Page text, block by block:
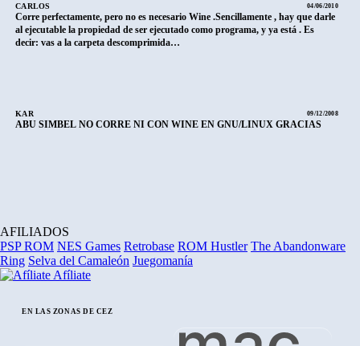
CARLOS 04/06/2010
Corre perfectamente, pero no es necesario Wine .Sencillamente , hay que darle
al ejecutable la propiedad de ser ejecutado como programa, y ya está . Es
decir: vas a la carpeta descomprimida…
KAR 09/12/2008
ABU SIMBEL NO CORRE NI CON WINE EN GNU/LINUX GRACIAS
AFILIADOS
PSP ROM NES Games Retrobase ROM Hustler The Abandonware
Ring Selva del Camaleón Juegomanía
Afíliate
EN LAS ZONAS DE CEZ